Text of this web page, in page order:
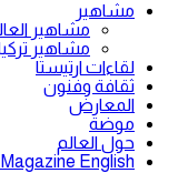
مشاهير
مشاهير
مشاهير
لقاءات ارتيستا
ثقافة وفنون
المعارض
موضة
حول العالم
English